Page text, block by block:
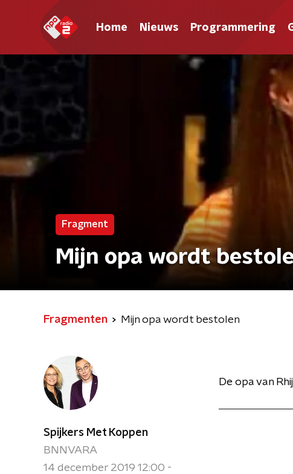
Home Nieuws Programmering
Fragment
Mijn opa wordt
Fragmenten Mijn opa wordt bestolen
Spijkers Met Koppen
BNNVARA
14 december 2019 12:00 -
De opa van